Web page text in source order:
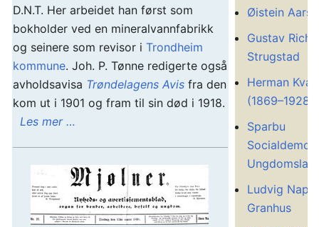
D.N.T. Her arbeidet han først som
bokholder ved en mineralvannfabrikk
og seinere som revisor i Trondheim
kommune. Joh. P. Tønne redigerte også
avholdsavisa Trøndelagens Avis fra den
kom ut i 1901 og fram til sin død i 1918.
Les mer …
Øistein
Gustav
Strugstad
Herman
(1869–1928)
Sparbu
Ungdomslag
Ludvig
Granhus